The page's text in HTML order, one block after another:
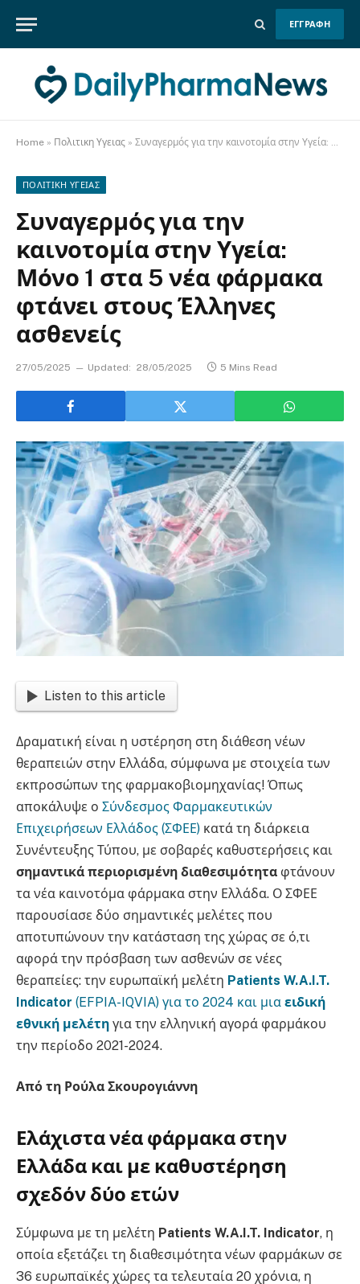
ΕΓΓΡΑΦΗ
Home » Πολιτικη Υγειας » Συναγερμός για την καινοτομία στην Υγεία: Μόνο 1 στα 5 νέα φάρμακα φτάνει στους Έλληνες ασθενείς
ΠΟΛΙΤΙΚΗ ΥΓΕΙΑΣ
Συναγερμός για την
καινοτομία στην Υγεία:
Μόνο 1 στα 5 νέα φάρμακα
φτάνει στους Έλληνες
ασθενείς
27/05/2025 Updated: 28/05/2025 5 Mins Read
Listen to this article
Δραματική είναι η υστέρηση στη διάθεση νέων
θεραπειών στην Ελλάδα, σύμφωνα με στοιχεία των
εκπροσώπων της φαρμακοβιομηχανίας! Όπως
αποκάλυψε ο Σύνδεσμος Φαρμακευτικών
Επιχειρήσεων Ελλάδος (ΣΦΕΕ) κατά τη διάρκεια
Συνέντευξης Τύπου, με σοβαρές καθυστερήσεις και
σημαντικά περιορισμένη διαθεσιμότητα φτάνουν
τα νέα καινοτόμα φάρμακα στην Ελλάδα. Ο ΣΦΕΕ
παρουσίασε δύο σημαντικές μελέτες που
αποτυπώνουν την κατάσταση της χώρας σε ό,τι
αφορά την πρόσβαση των ασθενών σε νέες
θεραπείες: την ευρωπαϊκή μελέτη Patients W.A.I.T.
Indicator (EFPIA-IQVIA) για το 2024 και μια ειδική
εθνική μελέτη για την ελληνική αγορά φαρμάκου
την περίοδο 2021-2024.
Από τη Ρούλα Σκουρογιάννη
Ελάχιστα νέα φάρμακα στην
Ελλάδα και με καθυστέρηση
σχεδόν δύο ετών
Σύμφωνα με τη μελέτη Patients W.A.I.T. Indicator, η
οποία εξετάζει τη διαθεσιμότητα νέων φαρμάκων σε
36 ευρωπαϊκές χώρες τα τελευταία 20 χρόνια, η